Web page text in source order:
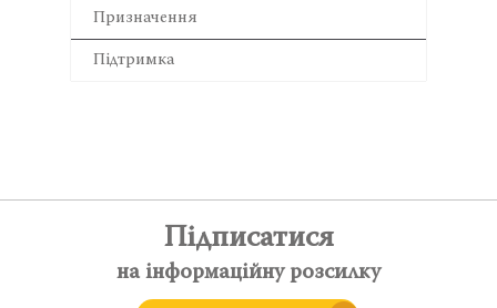
Призначення
Підтримка
Підписатися
на інформаційну розсилку